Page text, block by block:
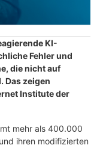
KI-
Fehler und
die nicht auf
Das zeigen
Institute der
mehr als 400.000
ihren modifizierten